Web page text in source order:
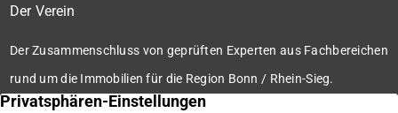
Der Verein
Der Zusammenschluss von geprüften Experten aus Fachbereichen
rund um die Immobilien für die Region Bonn / Rhein-Sieg.